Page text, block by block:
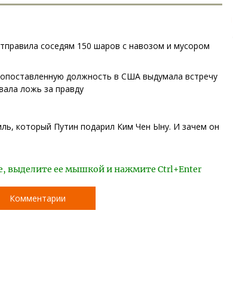
соседям 150 шаров с навозом и мусором
должность в США выдумала встречу
ложь за правду
который Путин подарил Ким Чен Ыну. И зачем он
выделите ее мышкой и нажмите Ctrl+Enter
Комментарии